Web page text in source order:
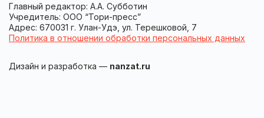
Главный редактор: А.А. Субботин
Учредитель: ООО “Тори-пресс”
Адрес: 670031 г. Улан-Удэ, ул. Терешковой, 7
Политика в отношении обработки персональных данных
Дизайн и разработка — nanzat.ru